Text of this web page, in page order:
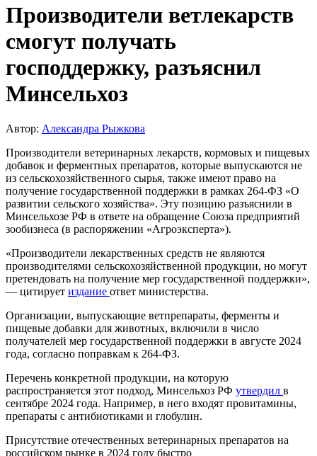
Производители ветлекарств
смогут получать
господдержку, разъяснил
Минсельхоз
Автор: Александра Рыжкова
Производители ветеринарных лекарств, кормовых и пищевых
добавок и ферментных препаратов, которые выпускаются не
из сельскохозяйственного сырья, также имеют право на
получение государственной поддержки в рамках 264-ФЗ «О
развитии сельского хозяйства». Эту позицию разъяснили в
Минсельхозе РФ в ответе на обращение Союза предприятий
зообизнеса (в распоряжении «Агроэксперта»).
«Производители лекарственных средств не являются
производителями сельскохозяйственной продукции, но могут
претендовать на получение мер государственной поддержки»,
— цитирует издание ответ министерства.
Организации, выпускающие ветпрепараты, ферменты и
пищевые добавки для животных, включили в число
получателей мер государственной поддержки в августе 2024
года, согласно поправкам к 264-ФЗ.
Перечень конкретной продукции, на которую
распространяется этот подход, Минсельхоз РФ утвердил в
сентябре 2024 года. Например, в него входят провитамины,
препараты с антибиотиками и глобулин.
Присутствие отечественных ветеринарных препаратов на
российском рынке в 2024 году быстро